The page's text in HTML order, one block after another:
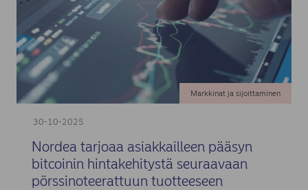
30-10-2025
Markkinat ja sijoittaminen
Nordea tarjoaa asiakkailleen pääsyn
bitcoinin hintakehitystä seuraavaan
pörssinoteerattuun tuotteeseen